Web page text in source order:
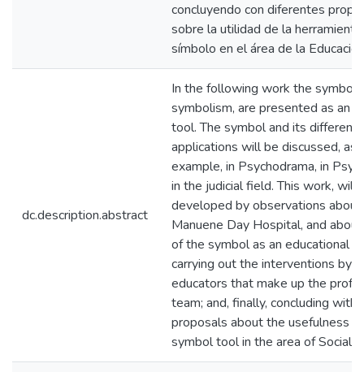
concluyendo con diferentes
sobre la utilidad de la
símbolo en el área de la
dc.description.abstract
In the following work the symbol
symbolism, are presented as an
tool. The symbol and its different
applications will be discussed, as
example, in Psychodrama, in
in the judicial field. This work, will
developed by observations
Manuene Day Hospital, and
of the symbol as an educational
carrying out the interventions by
educators that make up the
team; and, finally, concluding with
proposals about the usefulness
symbol tool in the area of Social